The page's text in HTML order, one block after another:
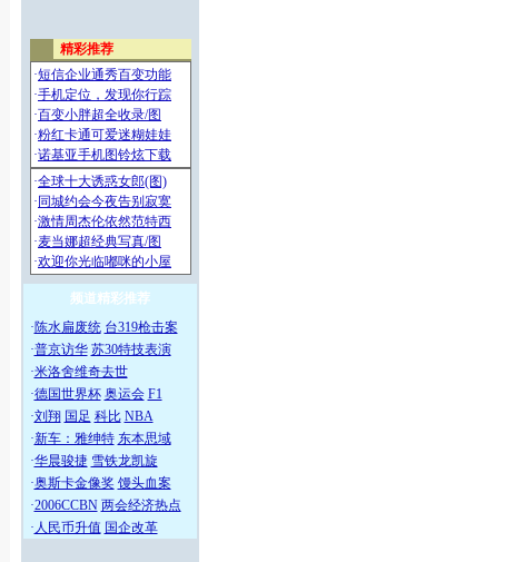
频道精彩推荐
·陈水扁废统 台319枪击案
·普京访华 苏30特技表演
·米洛舍维奇去世
·德国世界杯 奥运会 F1
·刘翔 国足 科比 NBA
·新车：雅绅特 东本思域
·华晨骏捷 雪铁龙凯旋
·奥斯卡金像奖 馒头血案
·2006CCBN 两会经济热点
· 人民币升值 国企改革